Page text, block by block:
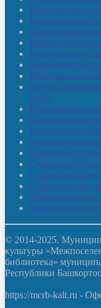
Калегинская
Калмашевская
Калтасинская
Кельтеевская
Киебаковская
Кокушевская
Краснохолмская
№ 21
Кутеремская
Кучашевская
Сазовская
Старояшевская
Тюльдинская
Чилибеевская
© 2014-2025.
культуры
библиотека»
Республики
https://mcrb-kalt.ru -